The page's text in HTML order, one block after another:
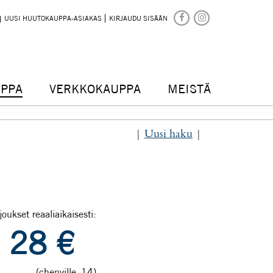
UUSI HUUTOKAUPPA-ASIAKAS KIRJAUDU SISÄÄN
VERKKOKAUPPA MEISTÄ
Uusi haku
reaaliaikaisesti:
28 €